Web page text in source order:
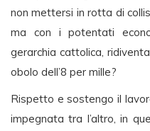
non mettersi in rotta di
ma con i potentati
gerarchia cattolica,
obolo dell’8 per mille?
Rispetto e sostengo il
impegnata tra l’altro, in